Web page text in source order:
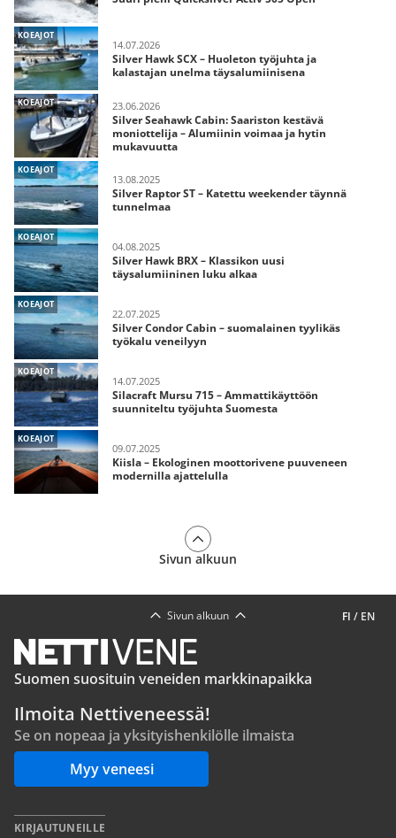
KOEAJOT
14.07.2026
Silver Hawk SCX – Huoleton työjuhta ja
kalastajan unelma täysalumiinisena
KOEAJOT 23.06.2026
Silver Seahawk Cabin: Saariston kestävä
moniottelija – Alumiinin voimaa ja hytin
mukavuutta
KOEAJOT
13.08.2025
Silver Raptor ST – Katettu weekender täynnä
tunnelmaa
KOEAJOT
04.08.2025
Silver Hawk BRX – Klassikon uusi
täysalumiininen luku alkaa
KOEAJOT
22.07.2025
Silver Condor Cabin – suomalainen tyylikäs
työkalu veneilyyn
KOEAJOT
14.07.2025
Silacraft Mursu 715 – Ammattikäyttöön
suunniteltu työjuhta Suomesta
KOEAJOT
09.07.2025
Kiisla – Ekologinen moottorivene puuveneen
modernilla ajattelulla
Sivun alkuun
FI / EN
Sivun alkuun
Suomen suosituin veneiden markkinapaikka
Ilmoita Nettiveneessä!
Se on nopeaa ja yksityishenkilölle ilmaista
Myy veneesi
KIRJAUTUNEILLE